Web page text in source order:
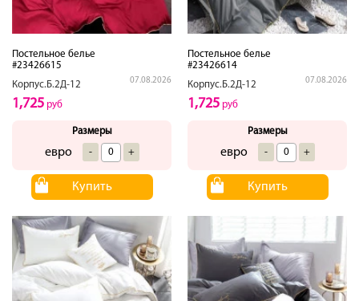
Постельное белье
#23426615
Корпус.Б.2Д-12
07.08.2026
1,725 руб
Размеры
евро - +
Купить
Постельное белье
#23426614
Корпус.Б.2Д-12
07.08.2026
1,725 руб
Размеры
евро - +
Купить